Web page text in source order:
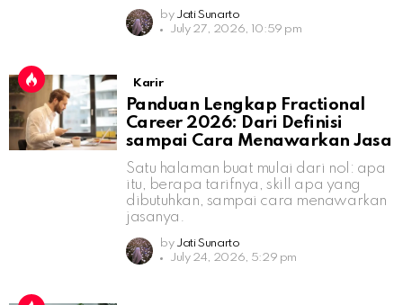
by Jati Sunarto
July 27, 2026, 10:59 pm
Karir
Panduan Lengkap Fractional
Career 2026: Dari Definisi
sampai Cara Menawarkan Jasa
Satu halaman buat mulai dari nol: apa
itu, berapa tarifnya, skill apa yang
dibutuhkan, sampai cara menawarkan
jasanya.
by Jati Sunarto
July 24, 2026, 5:29 pm